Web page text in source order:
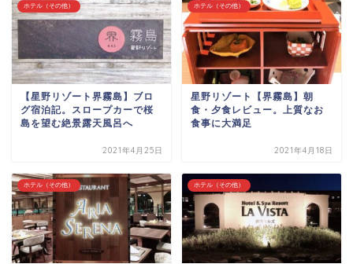
ホテル（その他）
【星野リゾート界霧島】ブロ
グ宿泊記。スロープカーで桜
島を望む絶景露天風呂へ
2021年4月25日
ホテル（その他）
星野リゾート【界霧島】朝
食・夕食レビュー。上質なお
食事に大満足
2021年4月18日
ホテル（その他） ホテル（その他）